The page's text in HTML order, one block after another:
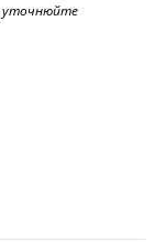
уточнюйте